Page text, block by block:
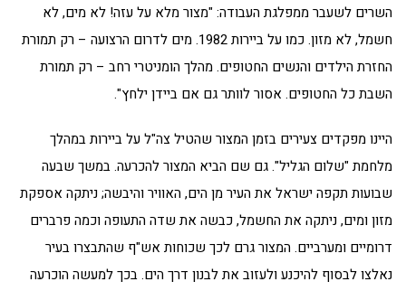
השרים לשעבר ממפלגת העבודה: "מצור מלא על עזה! לא מים, לא
חשמל, לא מזון. כמו על ביירות 1982. מים לדרום הרצועה – רק תמורת
החזרת הילדים והנשים החטופים. מהלך הומניטרי רחב – רק תמורת
השבת כל החטופים. אסור לוותר גם אם ביידן ילחץ".
היינו מפקדים צעירים בזמן המצור שהטיל צה"ל על ביירות במהלך
מלחמת "שלום הגליל". גם שם הביא המצור להכרעה. במשך שבעה
שבועות תקפה ישראל את העיר מן הים, האוויר והיבשה; ניתקה אספקת
מזון ומים, ניתקה את החשמל, כבשה את שדה התעופה וכמה פרברים
דרומיים ומערביים. המצור גרם לכך שכוחות אש"ף שהתבצרו בעיר
נאלצו לבסוף להיכנע ולעזוב את לבנון דרך הים. בכך למעשה הוכרעה